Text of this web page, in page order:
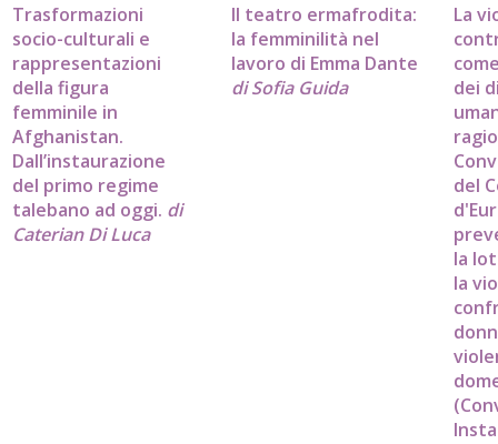
Trasformazioni
socio-culturali e
rappresentazioni
della figura
femminile in
Afghanistan.
Dall’instaurazione
del primo regime
talebano ad oggi. di
Caterian Di Luca
Il teatro ermafrodita:
la femminilità nel
lavoro di Emma Dante
di Sofia Guida
La
dei
del
la
la